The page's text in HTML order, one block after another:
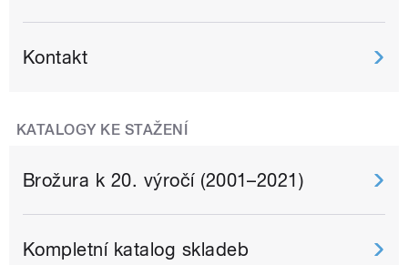
Kontakt
KATALOGY KE STAŽENÍ
Brožura k 20. výročí (2001–2021)
Kompletní katalog skladeb